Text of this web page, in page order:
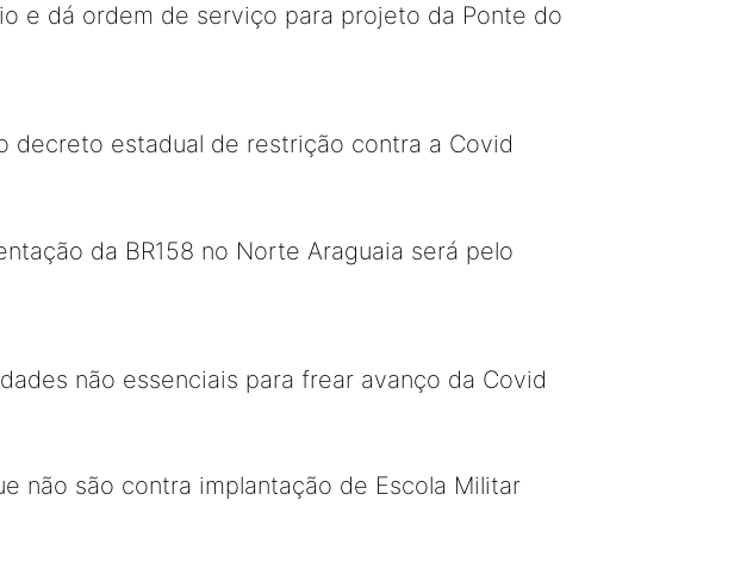
e dá ordem de serviço para projeto da Ponte do
decreto estadual de restrição contra a Covid
da BR158 no Norte Araguaia será pelo
não essenciais para frear avanço da Covid
não são contra implantação de Escola Militar